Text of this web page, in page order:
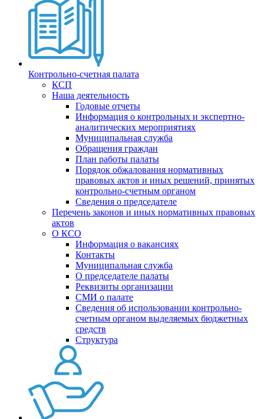
Контрольно-счетная палата
КСП
Наша деятельность
Годовые отчеты
Информация о контрольных и экспертно-
аналитических мероприятиях
Муниципальная служба
Обращения граждан
План работы палаты
Порядок обжалования нормативных
правовых актов и иных решений, принятых
контрольно-счетным органом
Сведения о председателе
Перечень законов и иных нормативных правовых
актов
О КСО
Информация о вакансиях
Контакты
Муниципальная служба
О председателе палаты
Реквизиты организации
СМИ о палате
Сведения об использовании контрольно-
счетным органом выделяемых бюджетных
средств
Структура